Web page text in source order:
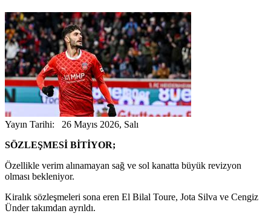
Yayın Tarihi: 26 Mayıs 2026, Salı
SÖZLEŞMESİ BİTİYOR;
Özellikle verim alınamayan sağ ve sol kanatta büyük revizyon
olması bekleniyor.
Kiralık sözleşmeleri sona eren El Bilal Toure, Jota Silva ve Cengiz
Ünder takımdan ayrıldı.